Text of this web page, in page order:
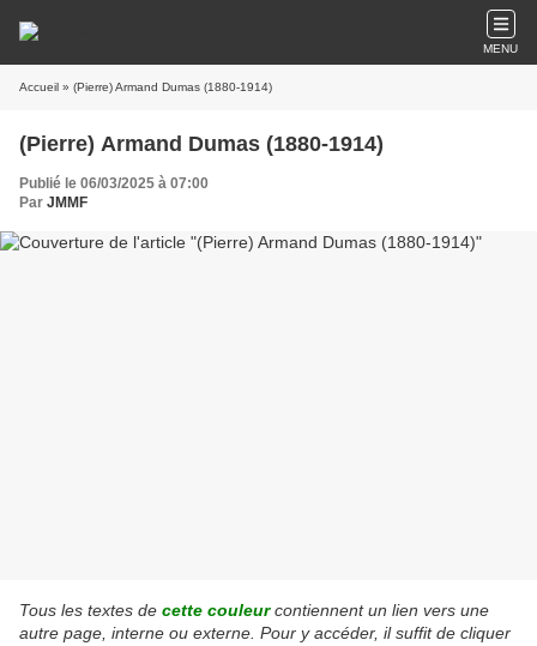
MENU
Accueil » (Pierre) Armand Dumas (1880-1914)
(Pierre) Armand Dumas (1880-1914)
Publié le 06/03/2025 à 07:00
Par JMMF
Tous les textes de cette couleurcontiennent un lien vers une
autre page, interne ou externe. Pour y accéder, il suffit de cliquer